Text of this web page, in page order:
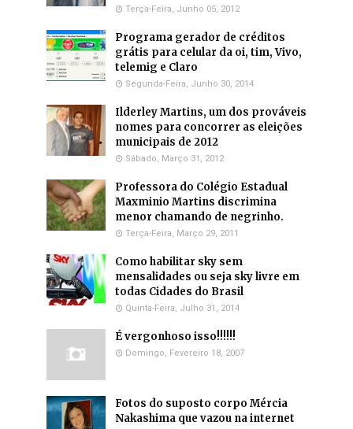
Terça-Feira, Junho 05, 2012
Programa gerador de créditos
grátis para celular da oi, tim, Vivo,
telemig e Claro
Segunda-Feira, Junho 30, 2014
Ilderley Martins, um dos prováveis
nomes para concorrer as eleições
municipais de 2012
Sábado, Março 31, 2012
Professora do Colégio Estadual
Maxminio Martins discrimina
menor chamando de negrinho.
Terça-Feira, Março 29, 2011
Como habilitar sky sem
mensalidades ou seja sky livre em
todas Cidades do Brasil
Quinta-Feira, Julho 31, 2014
É vergonhoso isso!!!!!!
Domingo, Fevereiro 18, 2007
Fotos do suposto corpo Mércia
Nakashima que vazou na internet